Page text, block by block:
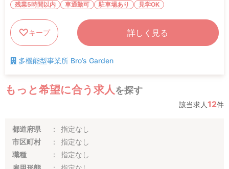
残業5時間以内
車通勤可 駐車場あり 見学OK
キープ 詳しく見る
多機能型事業所 Bro’s Garden
もっと希望に合う求人を探す
該当求人12件
都道府県
指定なし
市区町村
指定なし
職種
指定なし